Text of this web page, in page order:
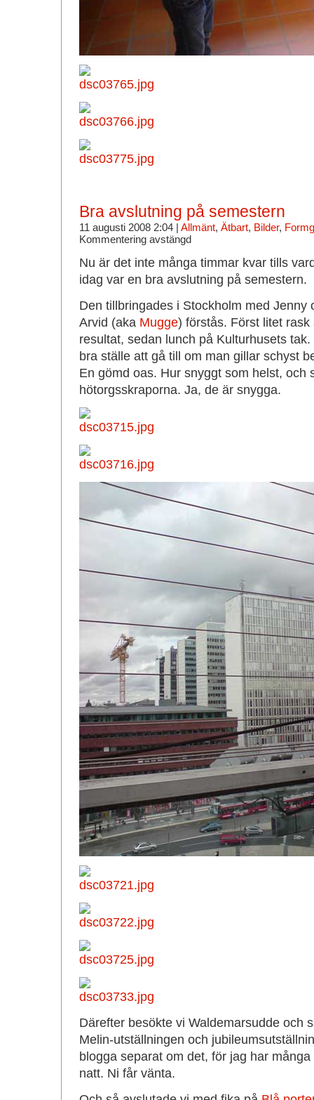
Bra avslutning på semestern
11 augusti 2008 2:04 | Allmänt, Ätbart, Bilder,
Kommentering avstängd
Nu är det inte många timmar kvar tills
idag var en bra avslutning på semestern.
Den tillbringades i Stockholm med Jenny
Arvid (aka Mugge) förstås. Först litet
resultat, sedan lunch på Kulturhusets
bra ställe att gå till om man gillar schyst
En gömd oas. Hur snyggt som helst, och
hötorgsskraporna. Ja, de är snygga.
Därefter besökte vi Waldemarsudde och
Melin-utställningen och
blogga separat om det, för jag har
natt. Ni får vänta.